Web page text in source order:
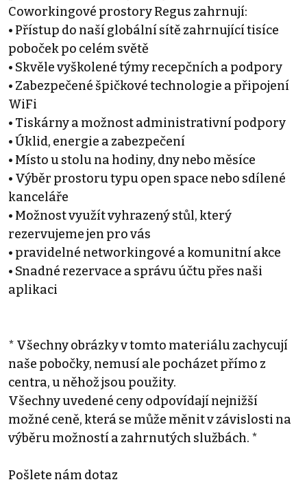
Coworkingové prostory Regus zahrnují:
• Přístup do naší globální sítě zahrnující tisíce
poboček po celém světě
• Skvěle vyškolené týmy recepčních a podpory
• Zabezpečené špičkové technologie a připojení
WiFi
• Tiskárny a možnost administrativní podpory
• Úklid, energie a zabezpečení
• Místo u stolu na hodiny, dny nebo měsíce
• Výběr prostoru typu open space nebo sdílené
kanceláře
• Možnost využít vyhrazený stůl, který
rezervujeme jen pro vás
• pravidelné networkingové a komunitní akce
• Snadné rezervace a správu účtu přes naši
aplikaci
* Všechny obrázky v tomto materiálu zachycují
naše pobočky, nemusí ale pocházet přímo z
centra, u něhož jsou použity.
Všechny uvedené ceny odpovídají nejnižší
možné ceně, která se může měnit v závislosti na
výběru možností a zahrnutých službách. *
Pošlete nám dotaz